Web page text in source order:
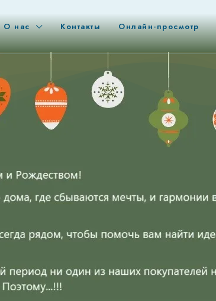
О нас Контакты Онлайн-просмотр